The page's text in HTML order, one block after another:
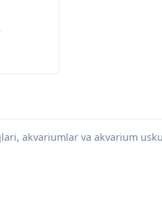
akvariumlar va akvarium